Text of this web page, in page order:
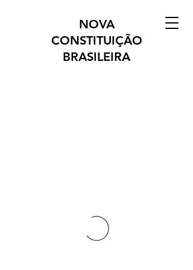
NOVA
CONSTITUIÇÃO
BRASILEIRA